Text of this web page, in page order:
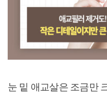
눈 밑 애교살은 조금만